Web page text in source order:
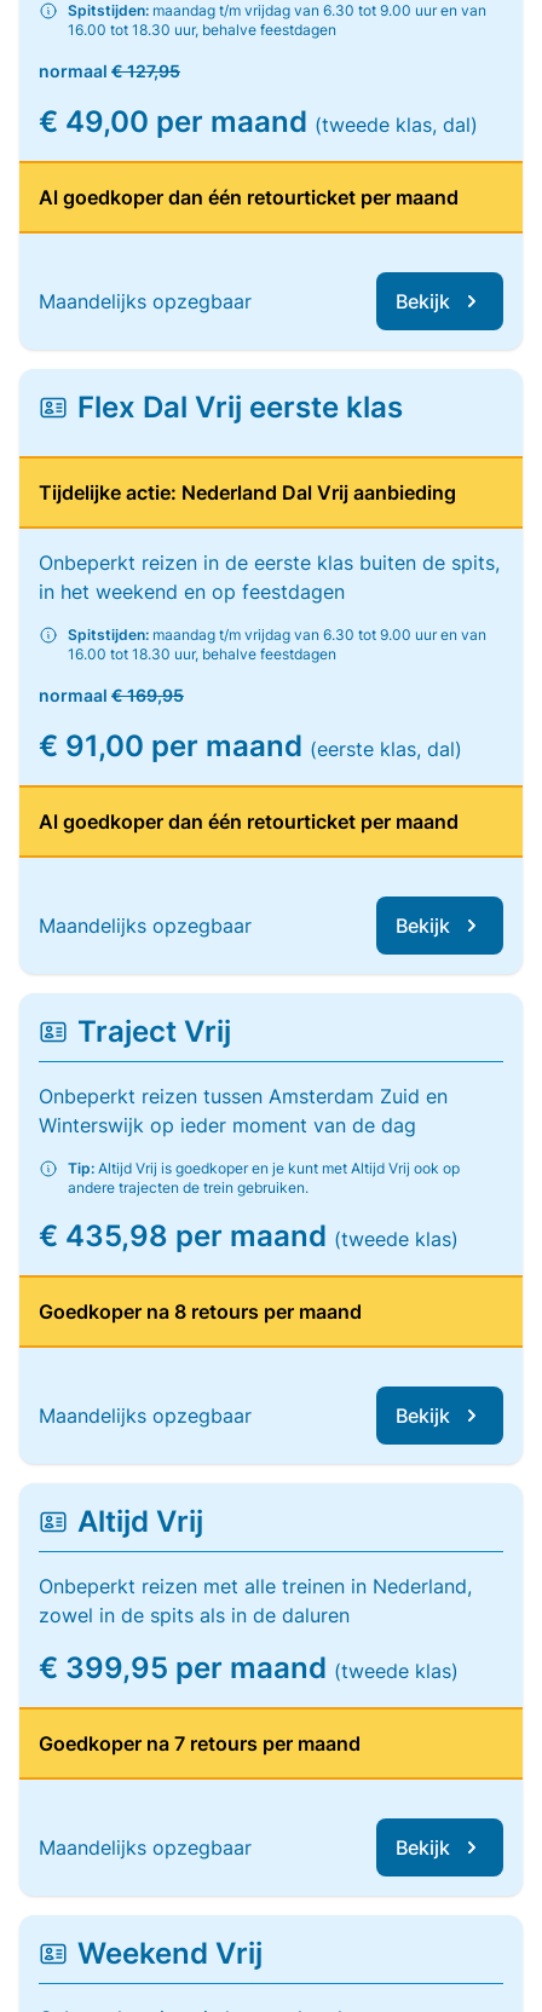
Spitstijden: maandag t/m vrijdag van 6.30 tot 9.00 uur en van
16.00 tot 18.30 uur, behalve feestdagen
normaal € 127,95
€ 49,00 per maand (tweede klas, dal)
Al goedkoper dan één retourticket per maand
Maandelijks opzegbaar Bekijk
Flex Dal Vrij eerste klas
Tijdelijke actie: Nederland Dal Vrij aanbieding
Onbeperkt reizen in de eerste klas buiten de spits,
in het weekend en op feestdagen
Spitstijden: maandag t/m vrijdag van 6.30 tot 9.00 uur en van
16.00 tot 18.30 uur, behalve feestdagen
normaal € 169,95
€ 91,00 per maand (eerste klas, dal)
Al goedkoper dan één retourticket per maand
Maandelijks opzegbaar Bekijk
Traject Vrij
Onbeperkt reizen tussen Amsterdam Zuid en
Winterswijk op ieder moment van de dag
Tip: Altijd Vrij is goedkoper en je kunt met Altijd Vrij ook op
andere trajecten de trein gebruiken.
€ 435,98 per maand (tweede klas)
Goedkoper na 8 retours per maand
Maandelijks opzegbaar Bekijk
Altijd Vrij
Onbeperkt reizen met alle treinen in Nederland,
zowel in de spits als in de daluren
€ 399,95 per maand (tweede klas)
Goedkoper na 7 retours per maand
Maandelijks opzegbaar Bekijk
Weekend Vrij